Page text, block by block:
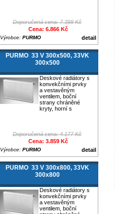
Doporučená cena: 7.398 Kč
Cena: 6.866 Kč
detail
Výrobce: PURMO
PURMO 33 V 300x500, 33VK
300x500
Deskové radiátory s
konvekčními prvky
a vestavěným
ventilem, boční
strany chráněné
kryty, horní s
Doporučená cena: 4.177 Kč
Cena: 3.859 Kč
detail
Výrobce: PURMO
PURMO 33 V 300x800, 33VK
300x800
Deskové radiátory s
konvekčními prvky
a vestavěným
ventilem, boční